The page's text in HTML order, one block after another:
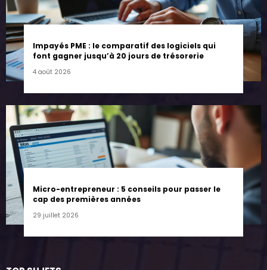
Impayés PME : le comparatif des logiciels qui
font gagner jusqu’à 20 jours de trésorerie
4 août 2026
Micro-entrepreneur : 5 conseils pour passer le
cap des premières années
29 juillet 2026